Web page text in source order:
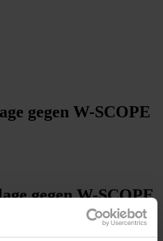
gegen W-SCOPE
gegen W-SCOPE
andere – Korean
Trial and Appeal